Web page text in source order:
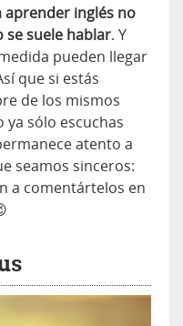
aprender inglés no
se suele hablar. Y
pueden llegar
que si estás
de los mismos
sólo escuchas
atento a
seamos sinceros:
a comentártelos en